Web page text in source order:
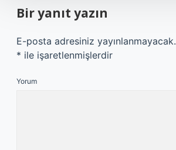
Bir yanıt yazın
E-posta adresiniz yayınlanmayacak.
* ile işaretlenmişlerdir
Yorum